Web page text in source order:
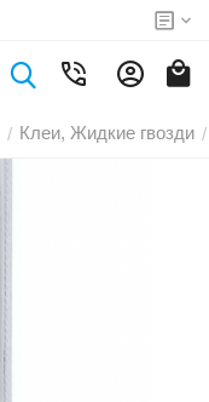
/ Клеи, Жидкие гвозди /